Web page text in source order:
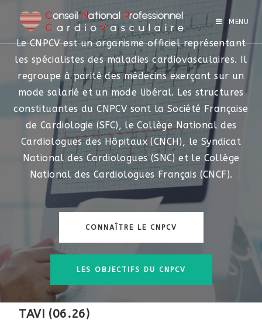
MENU
Le CNPCV est un organisme officiel représentant
les spécialistes des maladies cardiovasculaires. Il
regroupe à parité des médecins exerçant sur un
mode salarié et un mode libéral. Les structures
constituantes du CNPCV sont la Société Française
de Cardiologie (SFC), le Collège National des
Cardiologues des Hôpitaux (CNCH), le Syndicat
National des Cardiologues (SNC) et le Collège
National des Cardiologues Français (CNCF).
CONNAÎTRE LE CNPCV
LES OBJECTIFS DU CNPCV
TAVI (06.26)